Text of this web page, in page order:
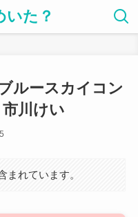
いた？
ルースカイコン
川けい
まれています。